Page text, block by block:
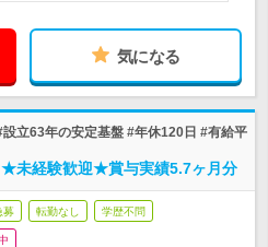
気になる
立63年の安定基盤 #年休120日 #有給平
★未経験歓迎★賞与実績5.7ヶ月分
募 転勤なし 学歴不問